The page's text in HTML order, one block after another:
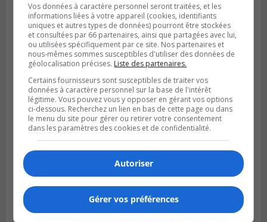
LONGUEUIL
Publié le 19 février 2024 à 13h33
Les organismes de Longueuil veulent
rencontrer la Ville
Vos données à caractère personnel seront traitées, et les
informations liées à votre appareil (cookies, identifiants
uniques et autres types de données) pourront être stockées
et consultées par 66 partenaires, ainsi que partagées avec lui,
ou utilisées spécifiquement par ce site. Nos partenaires et
nous-mêmes sommes susceptibles d'utiliser des données de
géolocalisation précises. Liste des partenaires.
Certains fournisseurs sont susceptibles de traiter vos
données à caractère personnel sur la base de l'intérêt
légitime. Vous pouvez vous y opposer en gérant vos options
ci-dessous. Recherchez un lien en bas de cette page ou dans
le menu du site pour gérer ou retirer votre consentement
dans les paramètres des cookies et de confidentialité.
Autoriser
Gérer vos préférences